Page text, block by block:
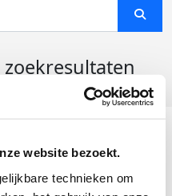
website bezoekt.
technieken om